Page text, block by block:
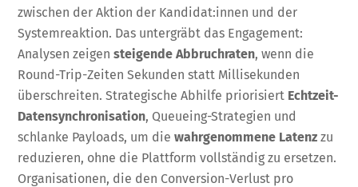
zwischen der Aktion der Kandidat:innen und der
Systemreaktion. Das untergräbt das Engagement:
Analysen zeigensteigende Abbruchraten, wenn die
Round-Trip-Zeiten Sekunden statt Millisekunden
überschreiten. Strategische Abhilfe priorisiert Echtzeit-
Datensynchronisation, Queueing-Strategien und
schlanke Payloads, um diewahrgenommene Latenz zu
reduzieren, ohne die Plattform vollständig zu ersetzen.
Organisationen, die den Conversion-Verlust pro